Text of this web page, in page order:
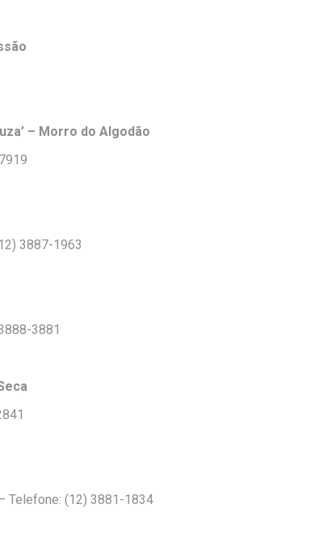
– Morro do Algodão
3887-1963
3881
Telefone: (12) 3881-1834